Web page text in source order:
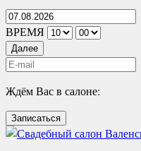
ВРЕМЯ
Далее
Ждём Вас в салоне:
Записаться